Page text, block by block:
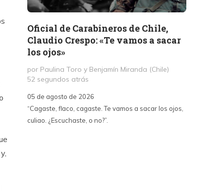
Oficial de Carabineros de Chile,
Claudio Crespo: «Te vamos a sacar
los ojos»
por Paulina Toro y Benjamín Miranda (Chile)
52 segundos atrás
05 de agosto de 2026
“Cagaste, flaco, cagaste. Te vamos a sacar los ojos,
culiao. ¿Escuchaste, o no?”.